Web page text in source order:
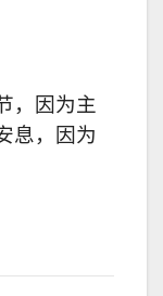
，因为主
息，因为